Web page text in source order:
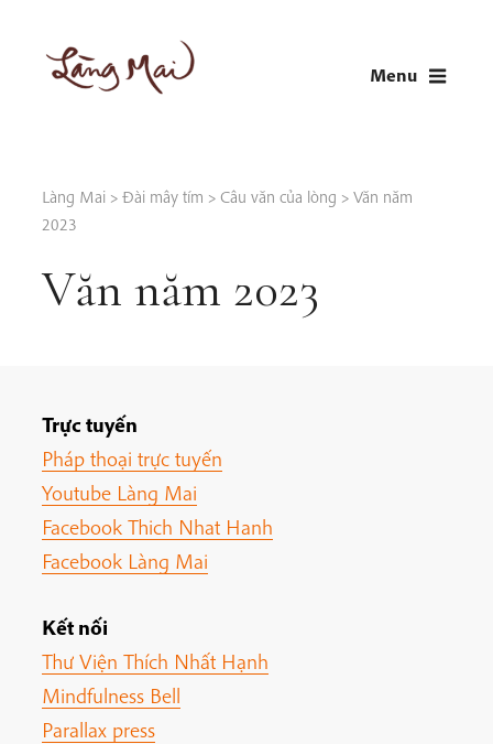
content
Menu
Làng Mai > Đài mây tím > Câu văn của lòng > Văn năm
2023
Văn năm 2023
Trực tuyến
Pháp thoại trực tuyến
Youtube Làng Mai
Facebook Thich Nhat Hanh
Facebook Làng Mai
Kết nối
Thư Viện Thích Nhất Hạnh
Mindfulness Bell
Parallax press